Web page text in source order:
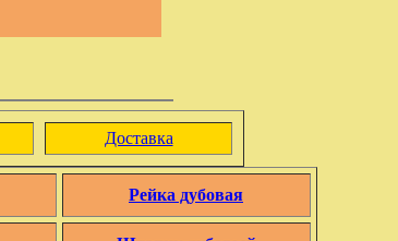
Доставка
Рейка дубовая